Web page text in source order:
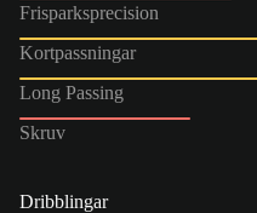
Frisparksprecision
Kortpassningar
Long Passing
Skruv
Dribblingar